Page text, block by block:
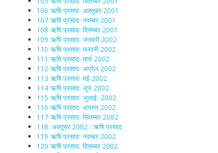
106 ऋषि प्रसादः अक्तूबर 2001
107 ऋषि प्रसादः नवम्बर 2001
108 ऋषि प्रसादः दिसम्बर 2001
109 ऋषि प्रसादः जनवरी 2002
110 ऋषि प्रसादः फरवरी 2002
111 ऋषि प्रसादः मार्च 2002
112 ऋषि प्रसादः अप्रैल 2002
113 ऋषि प्रसादः मई 2002
114 ऋषि प्रसादः जून 2002
115 ऋषि प्रसादः जुलाईः 2002
116 ऋषि प्रसादः अगस्त 2002
117 ऋषि प्रसादः सितम्बर 2002
118: अक्तूबर 2002 : ऋषि प्रसाद
119 ऋषि प्रसादः नवम्बर 2002
120 ऋषि प्रसादः दिसम्बर 2002